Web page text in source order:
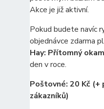
Akce je již aktivní.
Pokud budete navíc
objednávce zdarma
Hay: Přítomný
den v roce.
Poštovné: 20 Kč (+
zákazníků)